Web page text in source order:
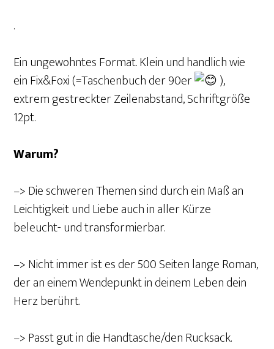
.
Ein ungewohntes Format. Klein und handlich wie
ein Fix&Foxi (=Taschenbuch der 90er
),
extrem gestreckter Zeilenabstand, Schriftgröße
12pt.
Warum?
–> Die schweren Themen sind durch ein Maß an
Leichtigkeit und Liebe auch in aller Kürze
beleucht- und transformierbar.
–> Nicht immer ist es der 500 Seiten lange Roman,
der an einem Wendepunkt in deinem Leben dein
Herz berührt.
–> Passt gut in die Handtasche/den Rucksack.